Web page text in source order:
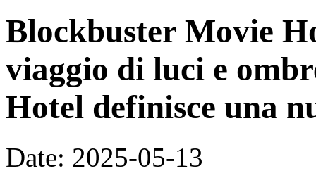
Blockbuster Movie
viaggio di luci e
Hotel definisce una
Date: 2025-05-13